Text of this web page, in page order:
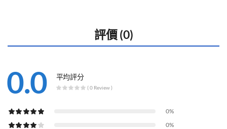
評價 (0)
0.0 平均評分
( 0 Review )
0%
0%